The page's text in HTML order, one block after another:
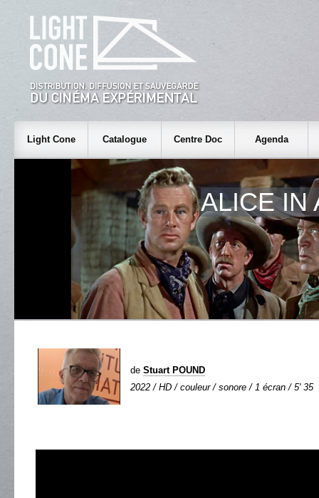
Light Cone Catalogue Centre Doc Agenda
ALICE IN
de Stuart POUND
2022 / HD / couleur / sonore / 1 écran / 5' 35